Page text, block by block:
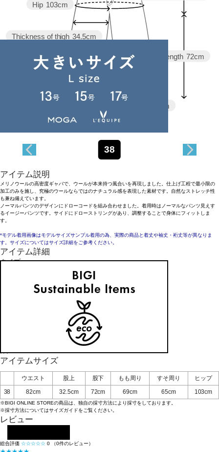
Inseam length 72cm
32.5cm
Thickness of thigh 34.5cm
Hip 103cm
38
アイテム説明
メリノウールの高密度ギャバで、ウールが本来持つ風合いを再現しました。仕上げ工程で最小限の
加工のみを施し、究極のウールならではのナチュラル感を表現した素材です。自然なストレッチ性
も兼ね備えています。
ノーマルパンツのデザインにドローコードを組み合わせました。着用時はノーマルなパンツ見えす
るイージーパンツです。サイドにドローストリングがあり、調整することで身体にフィットしま
す。
*モデル着用画像はモデルサイズサンプル着用の為、実際の商品と着丈や袖丈・裄丈等が異なりま
す。サイズについてはサイズ詳細をご参考ください。
アイテム詳細
タイプ
日本
アイテムサイズ
ウエスト 股上 股下 もも周り すそ周り
ヒップ
38
82cm 32.5cm 72cm 69cm 65cm 103cm
※BIGI ONLINE STOREの商品は、独自の採寸方法により採寸をしております。
※採寸方法についてはサイズガイドをご覧ください。
レビュー
総合評価 ☆☆☆☆☆ 0 （0件のレビュー）